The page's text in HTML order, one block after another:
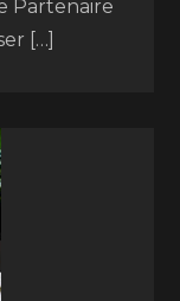
Partenaire
[…]